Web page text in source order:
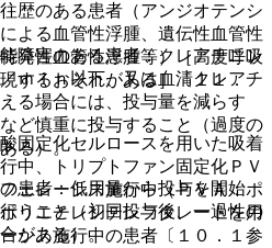
障害のある患者：クレアチニン
ｍｉｎ以下、又は血清クレアチ
る場合には、投与量を減らす
ど慎重に投与すること（過度の
る）。
患者：低用量から投与を開始
うこと（初回投与後、一過性の
がある）。
歴のある患者（アンジオテンシ
よる血管性浮腫、遺伝性血管性
発性血管性浮腫等）［高度呼吸
するおそれがある］〔１１．
固定化セルロースを用いた吸着
中、トリプトファン固定化ＰＶ
ェレーシス施行中（ＰＶＡ：ポ
リエチレンテレフタレートを用
シス施行中の患者〔１０．１参